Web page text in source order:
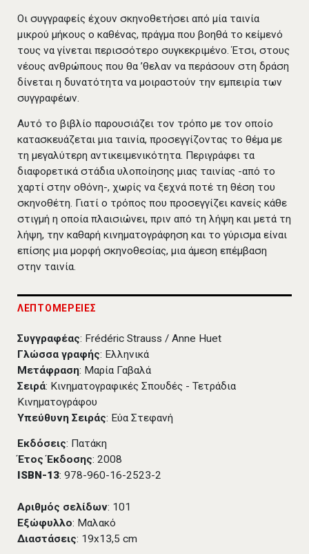
Οι συγγραφείς έχουν σκηνοθετήσει από μία ταινία
μικρού μήκους ο καθένας, πράγμα που βοηθά το κείμενό
τους να γίνεται περισσότερο συγκεκριμένο. Έτσι, στους
νέους ανθρώπους που θα ’θελαν να περάσουν στη δράση
δίνεται η δυνατότητα να μοιραστούν την εμπειρία των
συγγραφέων.
Αυτό το βιβλίο παρουσιάζει τον τρόπο με τον οποίο
κατασκευάζεται μια ταινία, προσεγγίζοντας το θέμα με
τη μεγαλύτερη αντικειμενικότητα. Περιγράφει τα
διαφορετικά στάδια υλοποίησης μιας ταινίας -από το
χαρτί στην οθόνη-, χωρίς να ξεχνά ποτέ τη θέση του
σκηνοθέτη. Γιατί ο τρόπος που προσεγγίζει κανείς κάθε
στιγμή η οποία πλαισιώνει, πριν από τη λήψη και μετά τη
λήψη, την καθαρή κινηματογράφηση και το γύρισμα είναι
επίσης μια μορφή σκηνοθεσίας, μια άμεση επέμβαση
στην ταινία.
ΛΕΠΤΟΜΕΡΕΙΕΣ
Συγγραφέας: Frédéric Strauss / Anne Huet
Γλώσσα γραφής: Ελληνικά
Μετάφραση: Μαρία Γαβαλά
Σειρά: Κινηματογραφικές Σπουδές - Τετράδια
Κινηματογράφου
Υπεύθυνη Σειράς: Εύα Στεφανή
Εκδόσεις: Πατάκη
Έτος Έκδοσης: 2008
ISBN-13: 978-960-16-2523-2
Αριθμός σελίδων: 101
Εξώφυλλο: Μαλακό
Διαστάσεις: 19x13,5 cm